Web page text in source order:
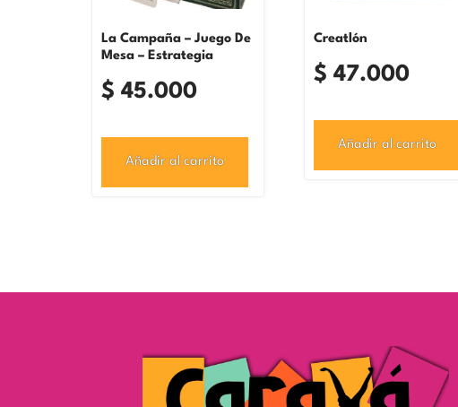
La Campaña – Juego De
Mesa – Estrategia
$ 45.000
Añadir al carrito
Creatlón
$ 47.000
Añadir al carrito